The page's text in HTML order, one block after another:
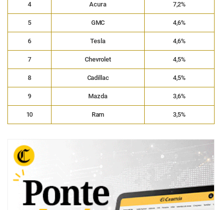
4 Acura 7,2%
5 GMC 4,6%
6 Tesla 4,6%
7 Chevrolet 4,5%
8 Cadillac 4,5%
9 Mazda 3,6%
10 Ram 3,5%